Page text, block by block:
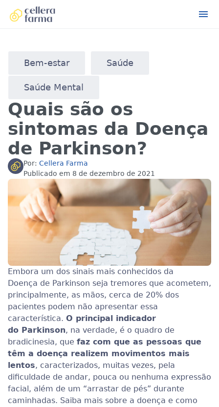
Bem-estar Saúde
Saúde Mental
Quais são os
sintomas da Doença
de Parkinson?
Por: Cellera Farma
Publicado em 8 de dezembro de 2021
Embora um dos sinais mais conhecidos da
Doença de Parkinson seja tremores que acometem,
principalmente, as mãos, cerca de 20% dos
pacientes podem não apresentar essa
característica. O principal indicador
do Parkinson, na verdade, é o quadro de
bradicinesia, que faz com que as pessoas que
têm a doença realizem movimentos mais
lentos, caracterizados, muitas vezes, pela
dificuldade de andar, pouca ou nenhuma expressão
facial, além de um “arrastar de pés” durante
caminhadas. Saiba mais sobre a doença e como